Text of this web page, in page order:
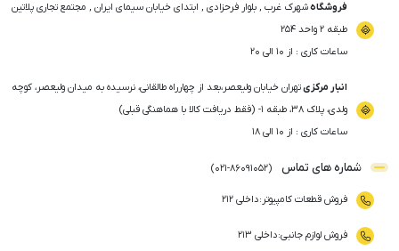
فروشگاهشهرک غرب , بلوار فرحزادی , ابتدای خیابان سیمای ایران , مجتمع تجاری پلاتین
طبقه ۲ واحد ۲۵۴
ساعات کاری : از ۱۰ الی ۲۰
انبار مرکزیتهران خیابان ولیعصر،بعد از چهارراه طالقانی، نرسیده به میدان ولیعصر، کوچه
ولدی، پلاک ۳۸، طبقه ۱- (فقط دریافت کالا با هماهنگی قبلی)
ساعات کاری : از ۱۰ الی ۱۸
شماره های تماس (
021-86091052
)
فروش قطعات کامپیوتر :داخلی ۲۱۲
فروش لوازم جانبی:داخلی ۲۱۳